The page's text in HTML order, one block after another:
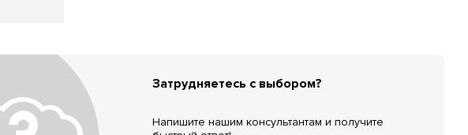
Затрудняетесь с выбором?
Напишите нашим консультантам и получите